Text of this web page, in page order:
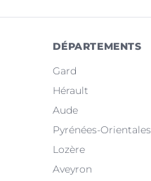
DÉPARTEMENTS
Gard
Hérault
Aude
Pyrénées-Orientales
Lozère
Aveyron